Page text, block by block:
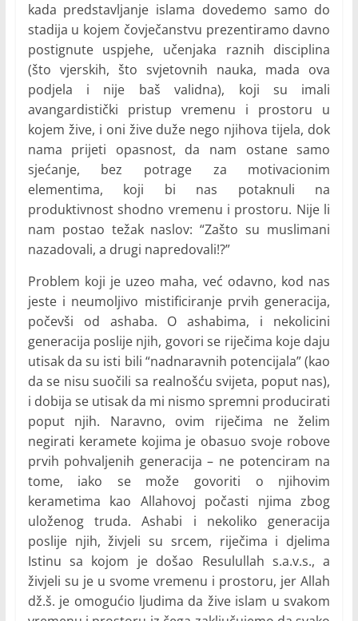
kada predstavljanje islama dovedemo samo do
stadija u kojem čovječanstvu prezentiramo davno
postignute uspjehe, učenjaka raznih disciplina
(što vjerskih, što svjetovnih nauka, mada ova
podjela i nije baš validna), koji su imali
avangardistički pristup vremenu i prostoru u
kojem žive, i oni žive duže nego njihova tijela, dok
nama prijeti opasnost, da nam ostane samo
sjećanje, bez potrage za motivacionim
elementima, koji bi nas potaknuli na
produktivnost shodno vremenu i prostoru. Nije li
nam postao težak naslov: “Zašto su muslimani
nazadovali, a drugi napredovali!?”
Problem koji je uzeo maha, već odavno, kod nas
jeste i neumoljivo mistificiranje prvih generacija,
počevši od ashaba. O ashabima, i nekolicini
generacija poslije njih, govori se riječima koje daju
utisak da su isti bili “nadnaravnih potencijala” (kao
da se nisu suočili sa realnošću svijeta, poput nas),
i dobija se utisak da mi nismo spremni producirati
poput njih. Naravno, ovim riječima ne želim
negirati keramete kojima je obasuo svoje robove
prvih pohvaljenih generacija – ne potenciram na
tome, iako se može govoriti o njihovim
kerametima kao Allahovoj počasti njima zbog
uloženog truda. Ashabi i nekoliko generacija
poslije njih, živjeli su srcem, riječima i djelima
Istinu sa kojom je došao Resulullah s.a.v.s., a
živjeli su je u svome vremenu i prostoru, jer Allah
dž.š. je omogućio ljudima da žive islam u svakom